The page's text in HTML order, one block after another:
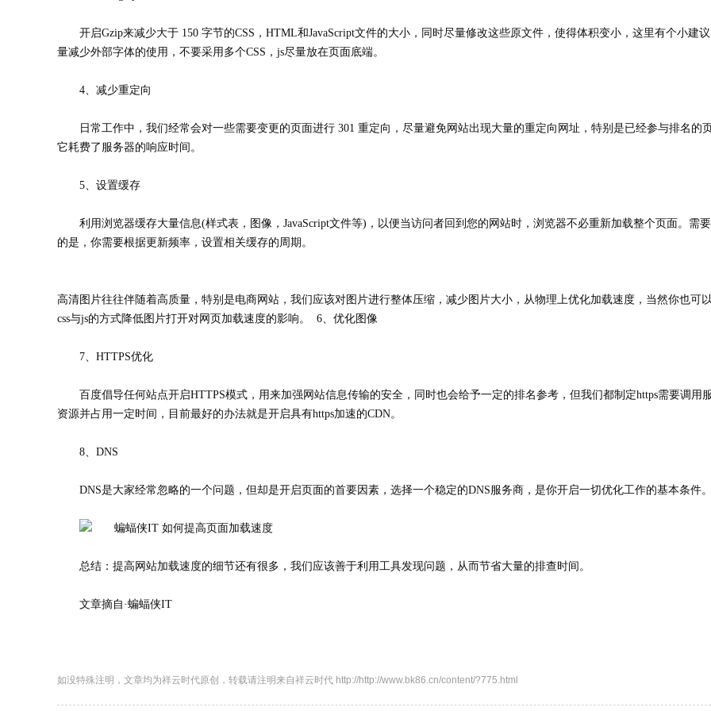
开启Gzip来减少大于 150 字节的CSS，HTML和JavaScript文件的大小，同时尽量修改这些原文件，使得体积变小，这里有个小建
量减少外部字体的使用，不要采用多个CSS，js尽量放在页面底端。
4、减少重定向
日常工作中，我们经常会对一些需要变更的页面进行 301 重定向，尽量避免网站出现大量的重定向网址，特别是已经参与排名的
它耗费了服务器的响应时间。
5、设置缓存
利用浏览器缓存大量信息(样式表，图像，JavaScript文件等)，以便当访问者回到您的网站时，浏览器不必重新加载整个页面。需
的是，你需要根据更新频率，设置相关缓存的周期。
高清图片往往伴随着高质量，特别是电商网站，我们应该对图片进行整体压缩，减少图片大小，从物理上优化加载速度，当然你也可
css与js的方式降低图片打开对网页加载速度的影响。 6、优化图像
7、HTTPS优化
百度倡导任何站点开启HTTPS模式，用来加强网站信息传输的安全，同时也会给予一定的排名参考，但我们都制定https需要调用
资源并占用一定时间，目前最好的办法就是开启具有https加速的CDN。
8、DNS
DNS是大家经常忽略的一个问题，但却是开启页面的首要因素，选择一个稳定的DNS服务商，是你开启一切优化工作的基本条件
总结：提高网站加载速度的细节还有很多，我们应该善于利用工具发现问题，从而节省大量的排查时间。
文章摘自·蝙蝠侠IT
如没特殊注明，文章均为祥云时代原创，转载请注明来自祥云时代 http://http://www.bk86.cn/content/?775.html